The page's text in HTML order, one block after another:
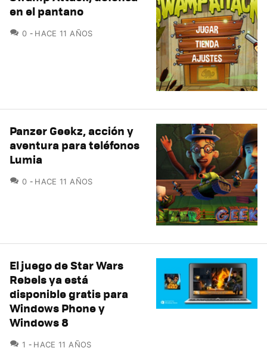
en el pantano
0 COMENTARIOS
HACE 11 AÑOS
Panzer Geekz, acción y
aventura para teléfonos
Lumia
0 COMENTARIOS
HACE 11 AÑOS
El juego de Star Wars
Rebels ya está
disponible gratis para
Windows Phone y
Windows 8
1 COMENTARIOS
HACE 11 AÑOS